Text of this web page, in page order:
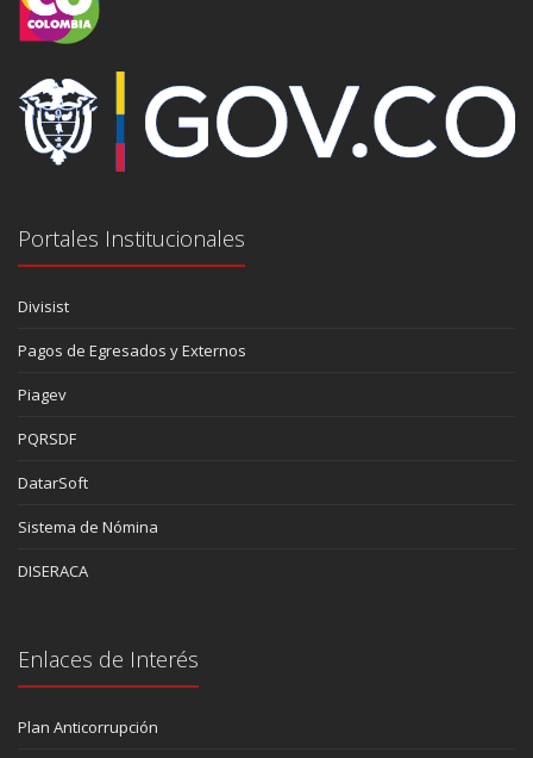
Portales Institucionales
Divisist
Pagos de Egresados y Externos
Piagev
PQRSDF
DatarSoft
Sistema de Nómina
DISERACA
Enlaces de Interés
Plan Anticorrupción